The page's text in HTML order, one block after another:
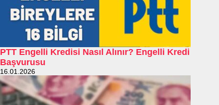
PTT Engelli Kredisi Nasıl Alınır? Engelli Kredi
Başvurusu
16.01.2026